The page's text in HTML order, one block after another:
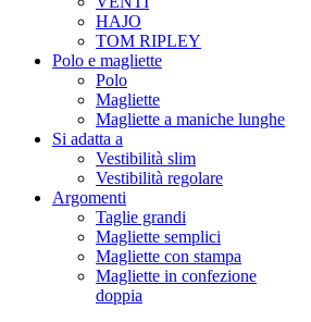
HAJO
TOM RIPLEY
Polo e magliette
Polo
Magliette
Magliette a maniche lunghe
Si adatta a
Vestibilità slim
Vestibilità regolare
Argomenti
Taglie grandi
Magliette semplici
Magliette con stampa
Magliette in confezione
doppia